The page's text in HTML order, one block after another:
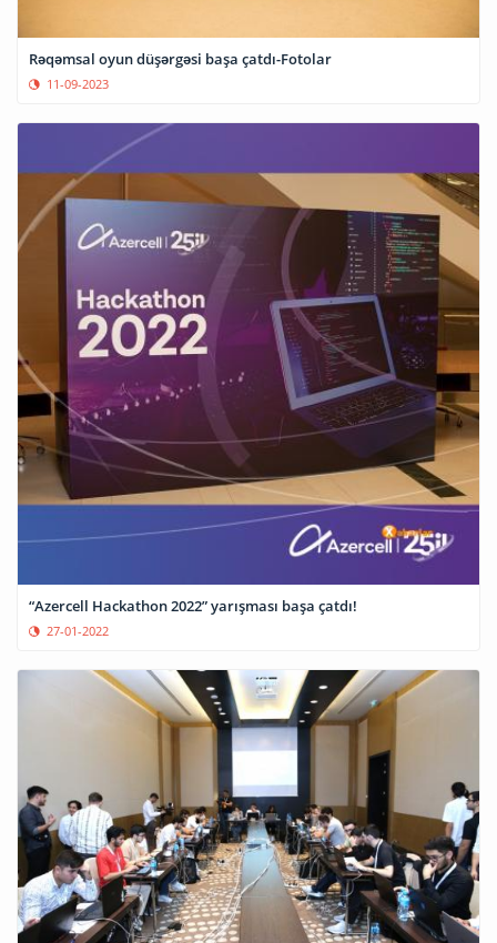
Rəqəmsal oyun düşərgəsi başa çatdı-Fotolar
11-09-2023
“Azercell Hackathon 2022” yarışması başa çatdı!
27-01-2022